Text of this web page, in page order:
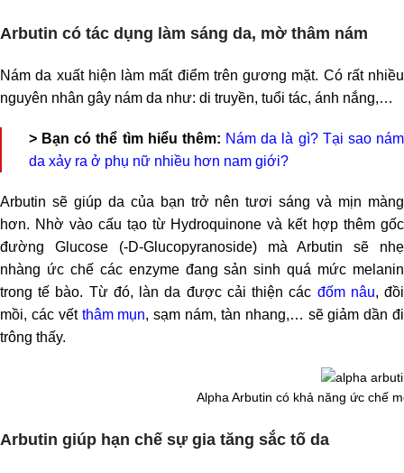
Arbutin có tác dụng làm sáng da, mờ thâm nám
Nám da xuất hiện làm mất điểm trên gương mặt. Có rất nhiều
nguyên nhân gây nám da như: di truyền, tuổi tác, ánh nắng,…
> Bạn có thể tìm hiểu thêm: Nám da là gì? Tại sao nám
da xảy ra ở phụ nữ nhiều hơn nam giới?
Arbutin sẽ giúp da của bạn trở nên tươi sáng và mịn màng
hơn. Nhờ vào cấu tạo từ Hydroquinone và kết hợp thêm gốc
đường Glucose (-D-Glucopyranoside) mà Arbutin sẽ nhẹ
nhàng ức chế các enzyme đang sản sinh quá mức melanin
trong tế bào. Từ đó, làn da được cải thiện các đốm nâu, đồi
mồi, các vết thâm mụn, sạm nám, tàn nhang,… sẽ giảm dần đi
trông thấy.
Alpha Arbutin có khả năng ức chế
Arbutin giúp hạn chế sự gia tăng sắc tố da